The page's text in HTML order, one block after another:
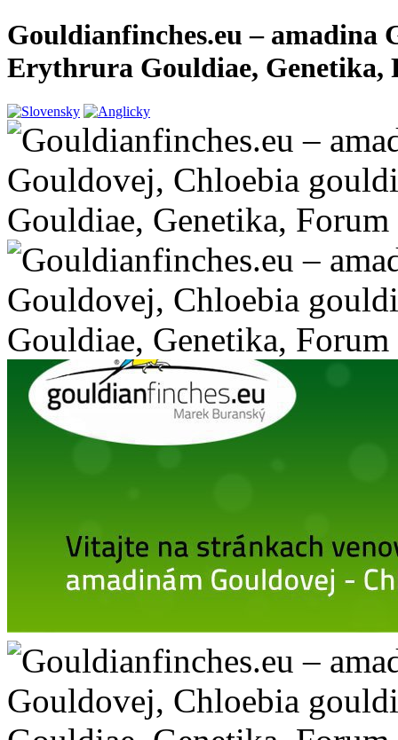
Gouldianfinches.eu – amadina
Erythrura Gouldiae, Genetika,